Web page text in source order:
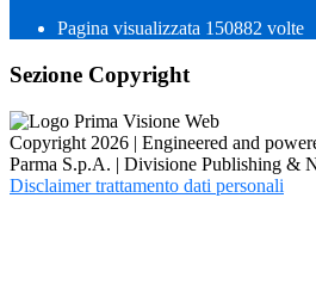
Pagina visualizzata 150882 volte
Sezione Copyright
Copyright 2026 | Engineered and
Parma S.p.A. | Divisione Publishing &
Disclaimer trattamento dati personali